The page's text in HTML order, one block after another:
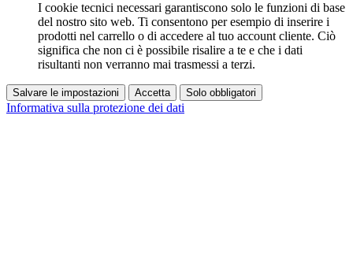
I cookie tecnici necessari garantiscono solo le funzioni di base
del nostro sito web. Ti consentono per esempio di inserire i
prodotti nel carrello o di accedere al tuo account cliente. Ciò
significa che non ci è possibile risalire a te e che i dati
risultanti non verranno mai trasmessi a terzi.
Salvare le impostazioni Accetta Solo obbligatori
Informativa sulla protezione dei dati